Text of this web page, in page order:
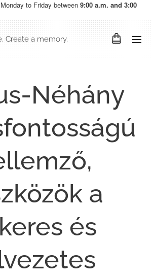
to Friday between 9:00 a.m. and 3:00
Create a memory.
Néhány
a
és